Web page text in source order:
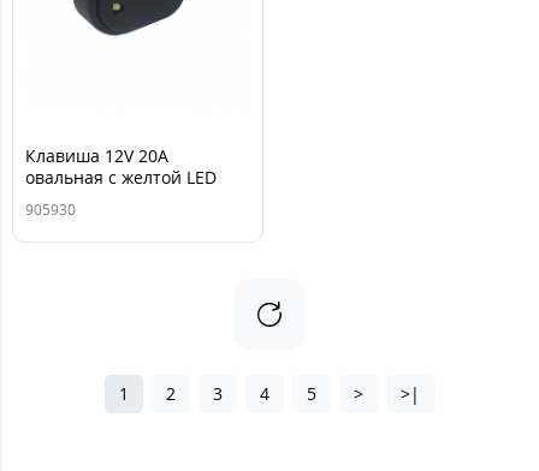
Клавиша 12V 20А
овальная с желтой LED
подсветкой (3конт.) ON-
OFF TM Nord YADA
905930
1 2 3 4 5 > >|